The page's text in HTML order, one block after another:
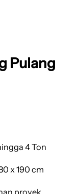
Pulang
4 Ton
x 190 cm
proyek